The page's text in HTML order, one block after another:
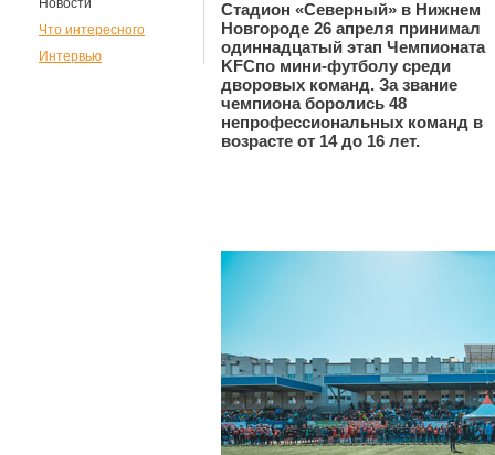
Новости
Что интересного
Интервью
Стадион «Северный» в Нижнем
Новгороде 26 апреля принимал
одиннадцатый этап Чемпионата
KFCпо мини-футболу среди
дворовых команд. За звание
чемпиона боролись 48
непрофессиональных команд в
возрасте от 14 до 16 лет.